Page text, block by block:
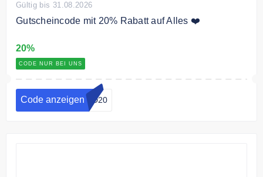
Gültig bis 31.08.2026
Gutscheincode mit 20% Rabatt auf Alles ❤️
20%
CODE NUR BEI UNS
Code anzeigen 7D20